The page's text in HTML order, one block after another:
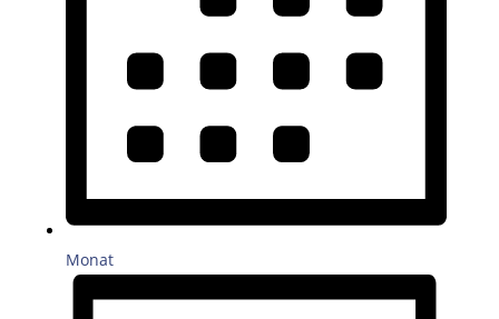
Monat